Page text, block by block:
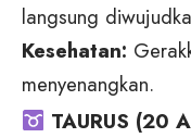
langsung
Kesehatan:
menyenangkan.
TAURUS (20